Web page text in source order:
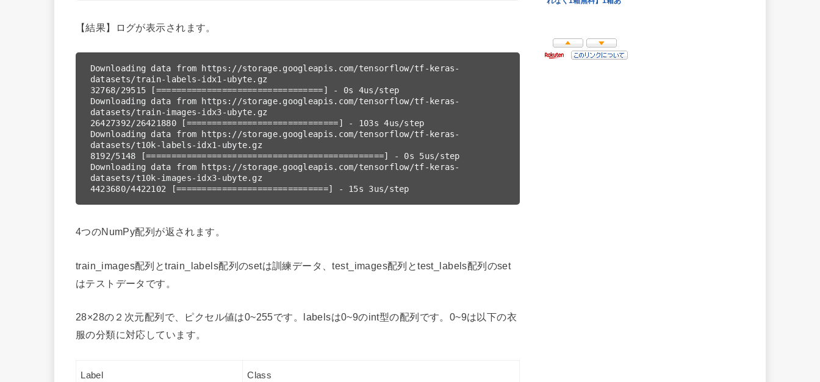
【結果】ログが表示されます。
Downloading data from https://storage.googleapis.com/tensorflow/tf-keras-
datasets/train-labels-idx1-ubyte.gz
32768/29515 [=================================] - 0s 4us/step
Downloading data from https://storage.googleapis.com/tensorflow/tf-keras-
datasets/train-images-idx3-ubyte.gz
26427392/26421880 [==============================] - 103s 4us/step
Downloading data from https://storage.googleapis.com/tensorflow/tf-keras-
datasets/t10k-labels-idx1-ubyte.gz
8192/5148 [===============================================] - 0s 5us/step
Downloading data from https://storage.googleapis.com/tensorflow/tf-keras-
datasets/t10k-images-idx3-ubyte.gz
4423680/4422102 [==============================] - 15s 3us/step
4つのNumPy配列が返されます。
train_images配列とtrain_labels配列のsetは訓練データ、test_images配列とtest_labels配列のset
はテストデータです。
28×28の２次元配列で、ピクセル値は0~255です。labelsは0~9のint型の配列です。0~9は以下の衣
服の分類に対応しています。
Label Class